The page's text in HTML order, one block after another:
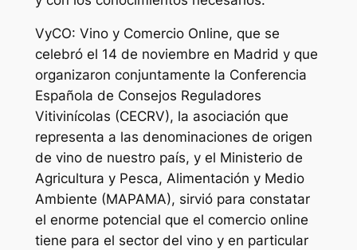
VyCO: Vino y Comercio Online, que se
celebró el 14 de noviembre en Madrid y que
organizaron conjuntamente la Conferencia
Española de Consejos Reguladores
Vitivinícolas (CECRV), la asociación que
representa a las denominaciones de origen
de vino de nuestro país, y el Ministerio de
Agricultura y Pesca, Alimentación y Medio
Ambiente (MAPAMA), sirvió para constatar
el enorme potencial que el comercio online
tiene para el sector del vino y en particular